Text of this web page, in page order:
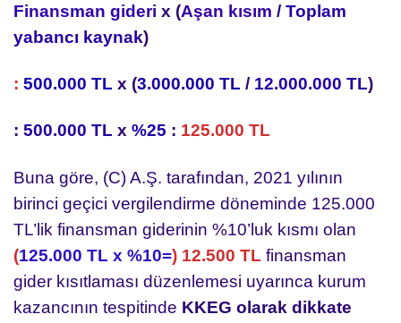
Finansman gideri x (Aşan kısım / Toplam
yabancı kaynak)
: 500.000 TL x (3.000.000 TL / 12.000.000 TL)
: 500.000 TL x %25 : 125.000 TL
Buna göre, (C) A.Ş. tarafından, 2021 yılının
birinci geçici vergilendirme döneminde 125.000
TL’lik finansman giderinin %10’luk kısmı olan
(125.000 TL x %10=) 12.500 TL finansman
gider kısıtlaması düzenlemesi uyarınca kurum
kazancının tespitinde KKEG olarak dikkate